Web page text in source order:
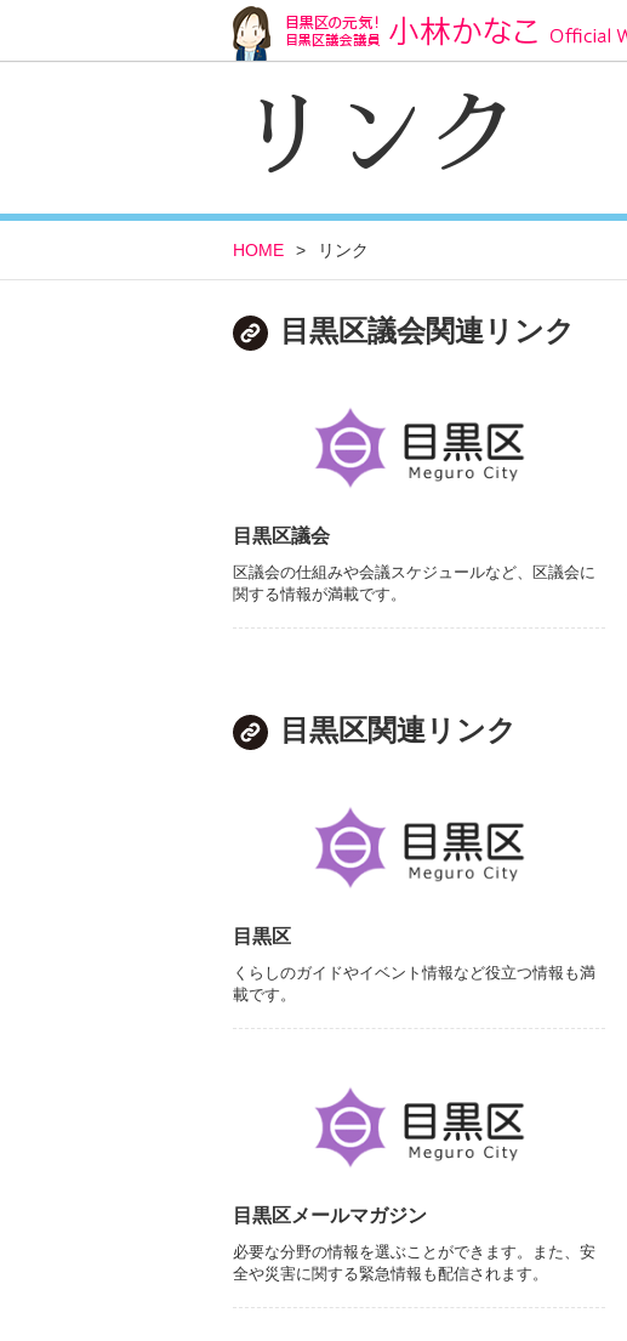
リンク
HOME > リンク
目黒区議会関連リンク
目黒区議会
区議会の仕組みや会議スケジュールなど、区議会に
関する情報が満載です。
目黒区関連リンク
目黒区
くらしのガイドやイベント情報など役立つ情報も満
載です。
目黒区メールマガジン
必要な分野の情報を選ぶことができます。また、安
全や災害に関する緊急情報も配信されます。